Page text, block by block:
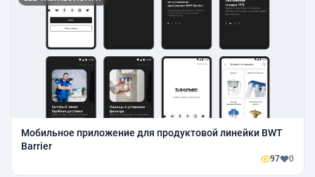
Мобильное приложение для продуктовой линейки BWT
Barrier
97 0